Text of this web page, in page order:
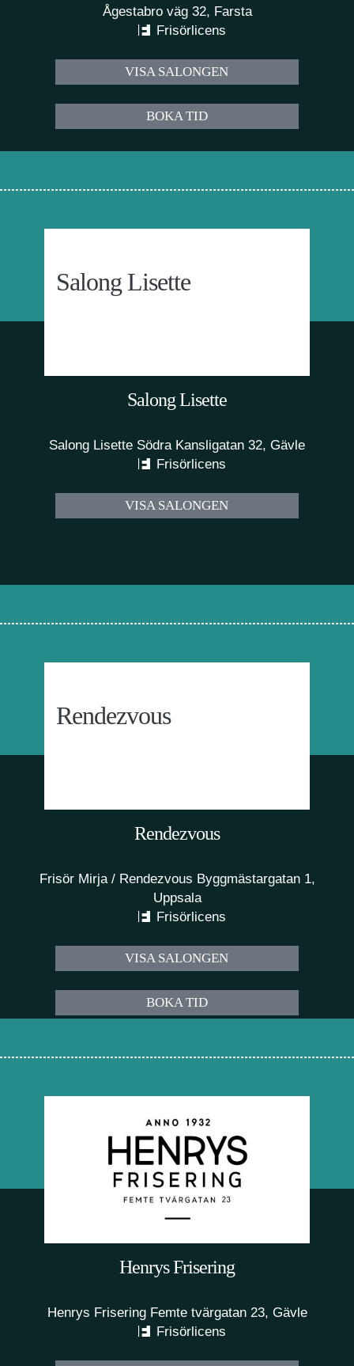
Ågestabro väg 32, Farsta
Frisörlicens
VISA SALONGEN
BOKA TID
Salong Lisette
Salong Lisette
Salong Lisette Södra Kansligatan 32, Gävle
Frisörlicens
VISA SALONGEN
Rendezvous
Rendezvous
Frisör Mirja / Rendezvous Byggmästargatan 1,
Uppsala
Frisörlicens
VISA SALONGEN
BOKA TID
Henrys Frisering
Henrys Frisering Femte tvärgatan 23, Gävle
Frisörlicens